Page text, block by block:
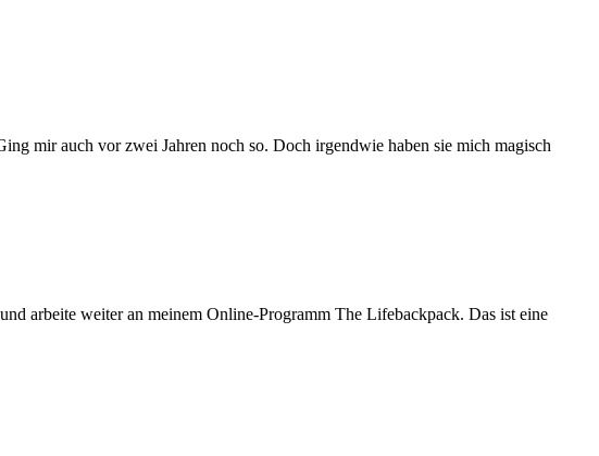
mir auch vor zwei Jahren noch so. Doch irgendwie haben sie mich magisch
arbeite weiter an meinem Online-Programm The Lifebackpack. Das ist eine